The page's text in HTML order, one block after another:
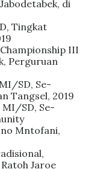
di
Tingkat
III
Perguruan
SD, Se-
Tangsel, 2019
SD, Se-
Mntofani,
Jaroe